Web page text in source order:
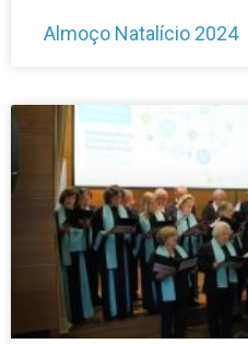
Almoço Natalício 2024